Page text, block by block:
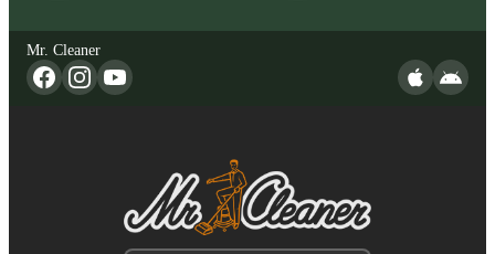
Mr. Cleaner